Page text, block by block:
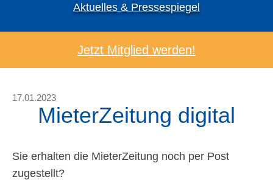
Aktuelles & Pressespiegel
Jetzt Mitglied werden!
17.01.2023
MieterZeitung digital
Sie erhalten die MieterZeitung noch per Post
zugestellt?